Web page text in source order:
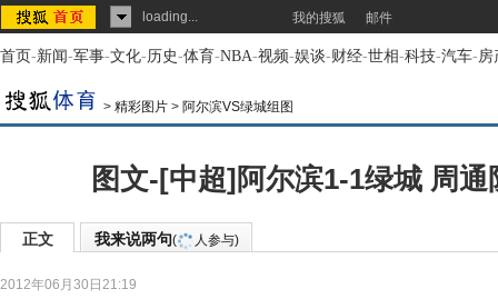
loading... 我的搜狐 邮件
首页-新闻-军事-文化-历史-体育-NBA-视频-娱谈-财经-世相-科技-汽车-房
> 精彩图片 > 阿尔滨VS绿城组图
图文-[中超]阿尔滨1-1绿城 周通
正文 我来说两句( 人参与)
2012年06月30日21:19